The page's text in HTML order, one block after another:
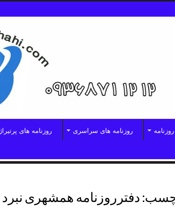
روزنامه های سراسری روزنامه های پرتیراژ
دفترروزنامه همشهری نبرد